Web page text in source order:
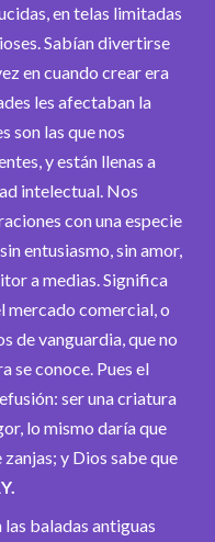
en telas limitadas
Sabían divertirse
en cuando crear era
les afectaban la
son las que nos
y están llenas a
intelectual. Nos
con una especie
entusiasmo, sin amor,
a medias. Significa
mercado comercial, o
de vanguardia, que no
se conoce. Pues el
ser una criatura
lo mismo daría que
y Dios sabe que
baladas antiguas